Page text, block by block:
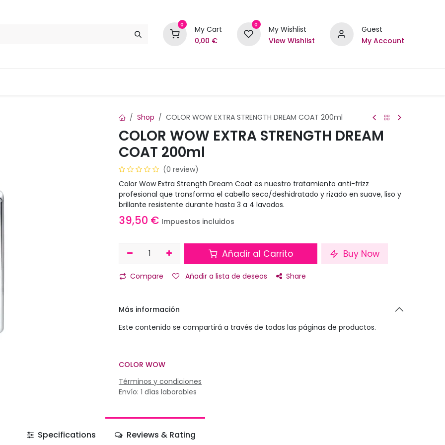
0
My Cart
0,00 €
0
My Wishlist
View Wishlist
Guest
My Account
Shop COLOR WOW EXTRA STRENGTH DREAM COAT 200ml
COLOR WOW EXTRA STRENGTH DREAM
COAT 200ml
(0 review)
Color Wow Extra Strength Dream Coat es nuestro tratamiento anti-frizz
profesional que transforma el cabello seco/deshidratado y rizado en suave, liso y
brillante resistente durante hasta 3 a 4 lavados.
39,50 € Impuestos incluidos
Añadir al Carrito Buy Now
Compare Añadir a lista de deseos Share
Más información
Este contenido se compartirá a través de todas las páginas de productos.
COLOR WOW
Términos y condiciones
Envío: 1 días laborables
Specifications Reviews & Rating